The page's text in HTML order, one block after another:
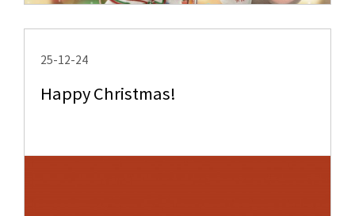
25-12-24
Happy Christmas!